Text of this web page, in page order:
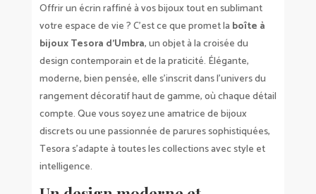
Offrir un écrin raffiné à vos bijoux tout en sublimant
votre espace de vie ? C’est ce que promet la boîte à
bijoux Tesora d’Umbra, un objet à la croisée du
design contemporain et de la praticité. Élégante,
moderne, bien pensée, elle s’inscrit dans l’univers du
rangement décoratif haut de gamme, où chaque détail
compte. Que vous soyez une amatrice de bijoux
discrets ou une passionnée de parures sophistiquées,
Tesora s’adapte à toutes les collections avec style et
intelligence.